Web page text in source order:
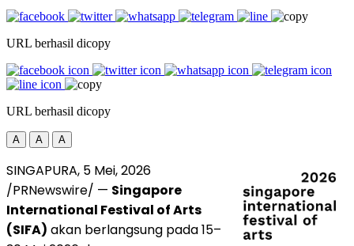
URL berhasil dicopy
URL berhasil dicopy
A A A
SINGAPURA, 5 Mei, 2026
/PRNewswire/ — Singapore
International Festival of Arts
(SIFA) akan berlangsung pada 15–